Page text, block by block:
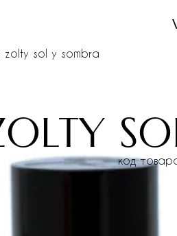
zolty sol y sombra
код